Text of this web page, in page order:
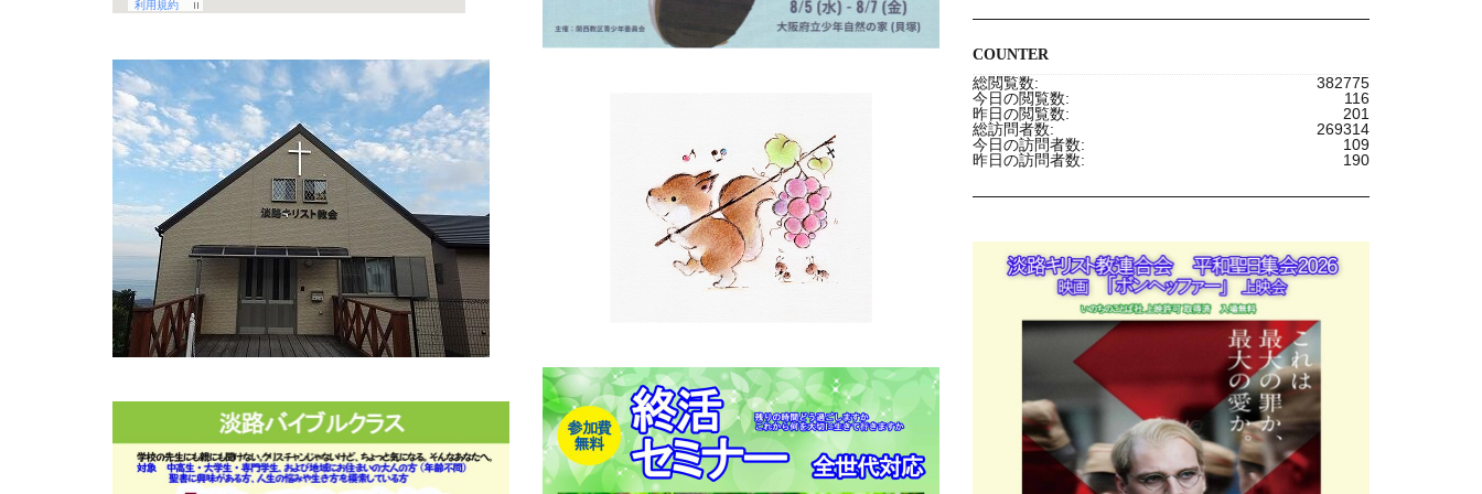
COUNTER
382775
総閲覧数:
116
今日の閲覧数:
201
昨日の閲覧数:
269314
総訪問者数:
109
今日の訪問者数:
190
昨日の訪問者数: